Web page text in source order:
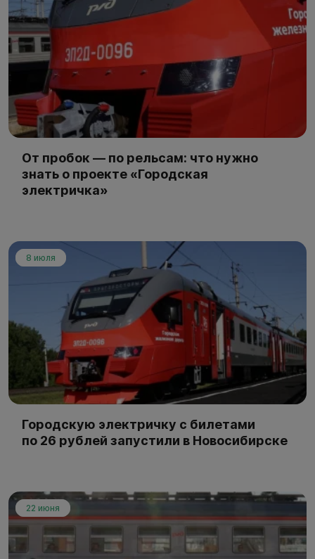
От пробок — по рельсам: что нужно
знать о проекте «Городская
электричка»
8 июля
Городскую электричку с билетами
по 26 рублей запустили в Новосибирске
22 июня